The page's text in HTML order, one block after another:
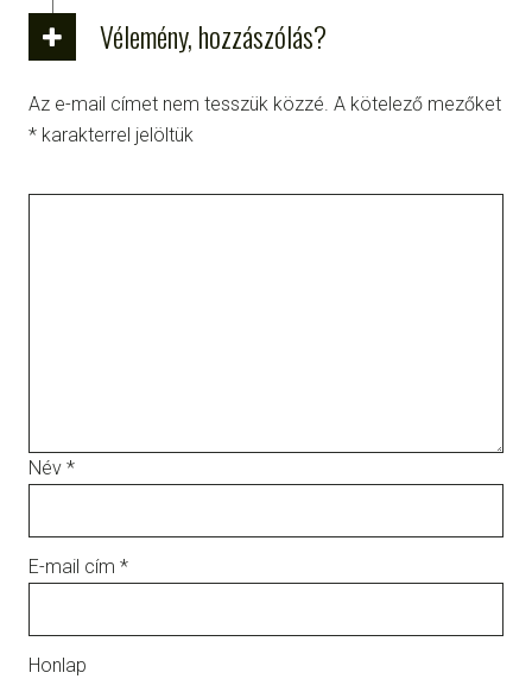
Vélemény, hozzászólás?
Az e-mail címet nem tesszük közzé. A kötelező mezőket
* karakterrel jelöltük
Név *
E-mail cím *
Honlap